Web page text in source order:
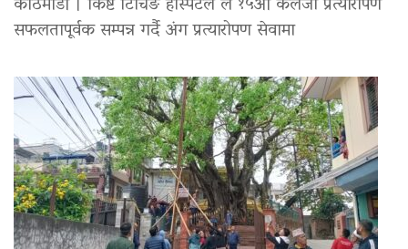
सफलतापूर्वक सम्पन्न गर्दै अंग प्रत्यारोपण सेवामा